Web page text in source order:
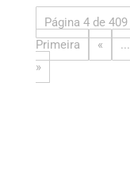
Página 4 de 409
Primeira
« ...
»